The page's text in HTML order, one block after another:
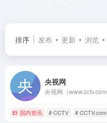
排序 发布 更新 浏览
央视网
国内资讯 # CCTV # CCTV.com